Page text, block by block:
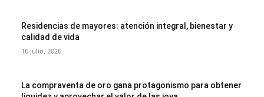
Residencias de mayores: atención integral, bienestar y
calidad de vida
16 julio, 2026
La compraventa de oro gana protagonismo para obtener